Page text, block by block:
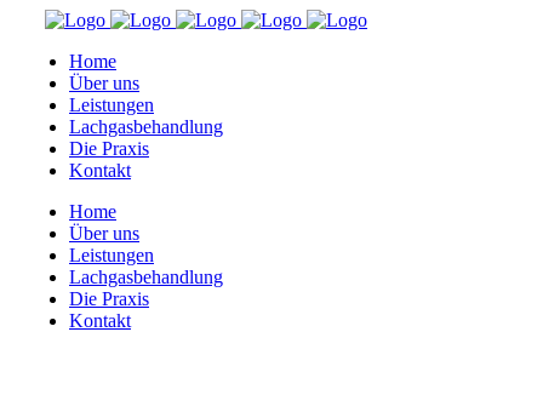
Home
Über uns
Leistungen
Lachgasbehandlung
Die Praxis
Kontakt
Home
Über uns
Leistungen
Lachgasbehandlung
Die Praxis
Kontakt